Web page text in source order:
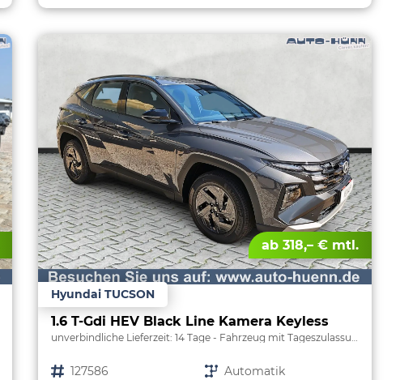
ab 318,– € mtl.
Hyundai TUCSON
1.6 T-Gdi HEV Black Line Kamera Keyless
unverbindliche Lieferzeit: 14 Tage Fahrzeug mit Tageszulassung
Fahrzeugnr. 127586 Getriebe Automatik